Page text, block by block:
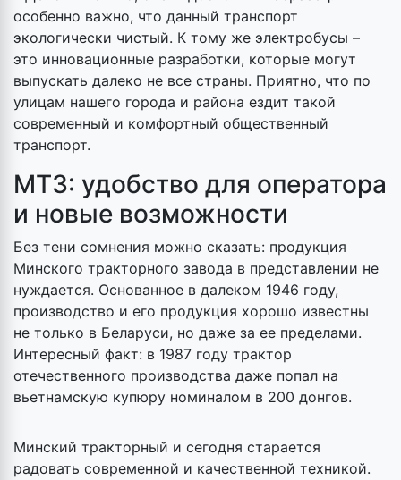
особенно важно, что данный транспорт
экологически чистый. К тому же электробусы –
это инновационные разработки, которые могут
выпускать далеко не все страны. Приятно, что по
улицам нашего города и района ездит такой
современный и комфортный общественный
транспорт.
МТЗ: удобство для оператора
и новые возможности
Без тени сомнения можно сказать: продукция
Минского тракторного завода в представлении не
нуждается. Основанное в далеком 1946 году,
производство и его продукция хорошо известны
не только в Беларуси, но даже за ее пределами.
Интересный факт: в 1987 году трактор
отечественного производства даже попал на
вьетнамскую купюру номиналом в 200 донгов.
Минский тракторный и сегодня старается
радовать современной и качественной техникой.